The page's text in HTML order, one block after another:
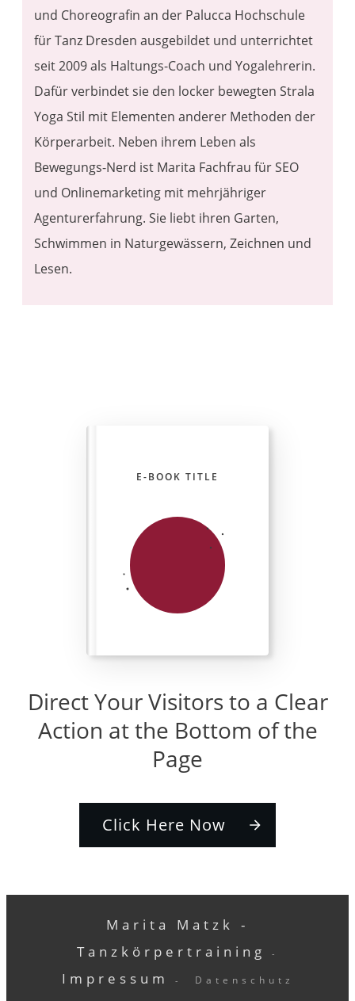
und Choreografin an der Palucca Hochschule
für Tanz Dresden ausgebildet und unterrichtet
seit 2009 als Haltungs-Coach und Yogalehrerin​.
Dafür verbindet sie den locker bewegten Strala
Yoga Stil mit Elementen anderer Methoden der
Körperarbeit. Neben ihrem Leben als
Bewegungs-Nerd ist Marita Fachfrau für SEO
und Onlinemarketing mit mehrjähriger
Agenturerfahrung. Sie liebt ihren Garten,
Schwimmen in Naturgewässern, Zeichnen und
Lesen.
Direct Your Visitors to a Clear
Action at the Bottom of the
Page
Click Here Now
E-BOOK TITLE
Marita Matzk -
Tanzkörpertraining
-
Impressum - Datenschutz